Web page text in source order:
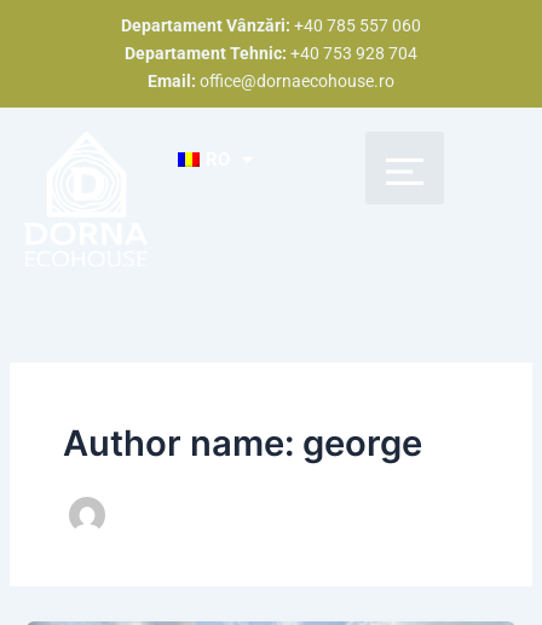
Departament Vânzări: +40 785 557 060
Departament Tehnic: +40 753 928 704
Email: office@dornaecohouse.ro
Author name: george